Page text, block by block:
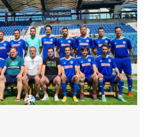
FKD, z.s.
Drnovice 704
68304 Drnovice
ičo 27005305
č.ú. 3227086359 / 0800